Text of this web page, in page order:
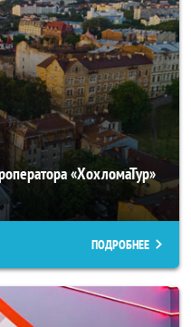
«ХохломаТур»
ПОДРОБНЕЕ